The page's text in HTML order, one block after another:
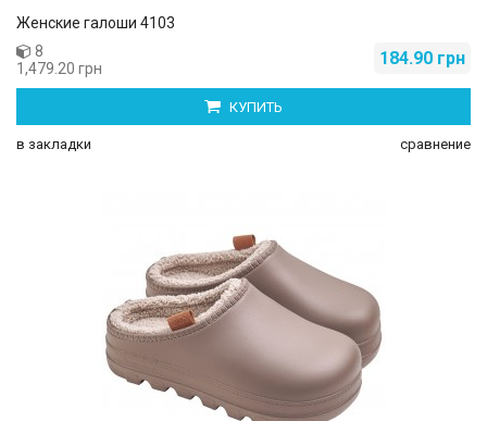
Женские галоши 4103
184.90 грн
8
1,479.20 грн
КУПИТЬ
в закладки сравнение